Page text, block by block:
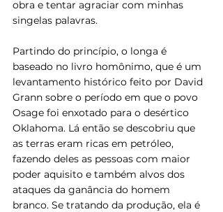
obra e tentar agraciar com minhas
singelas palavras.
Partindo do princípio, o longa é
baseado no livro homônimo, que é um
levantamento histórico feito por David
Grann sobre o período em que o povo
Osage foi enxotado para o desértico
Oklahoma. Lá então se descobriu que
as terras eram ricas em petróleo,
fazendo deles as pessoas com maior
poder aquisito e também alvos dos
ataques da ganância do homem
branco. Se tratando da produção, ela é